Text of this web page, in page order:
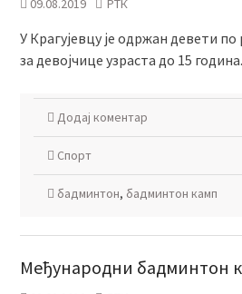
09.08.2019 РТК
У Крагујевцу је одржан девети
за девојчице узраста до 15 година.
Додај коментар
Спорт
бадминтон, бадминтон камп
Међународни бадминтон